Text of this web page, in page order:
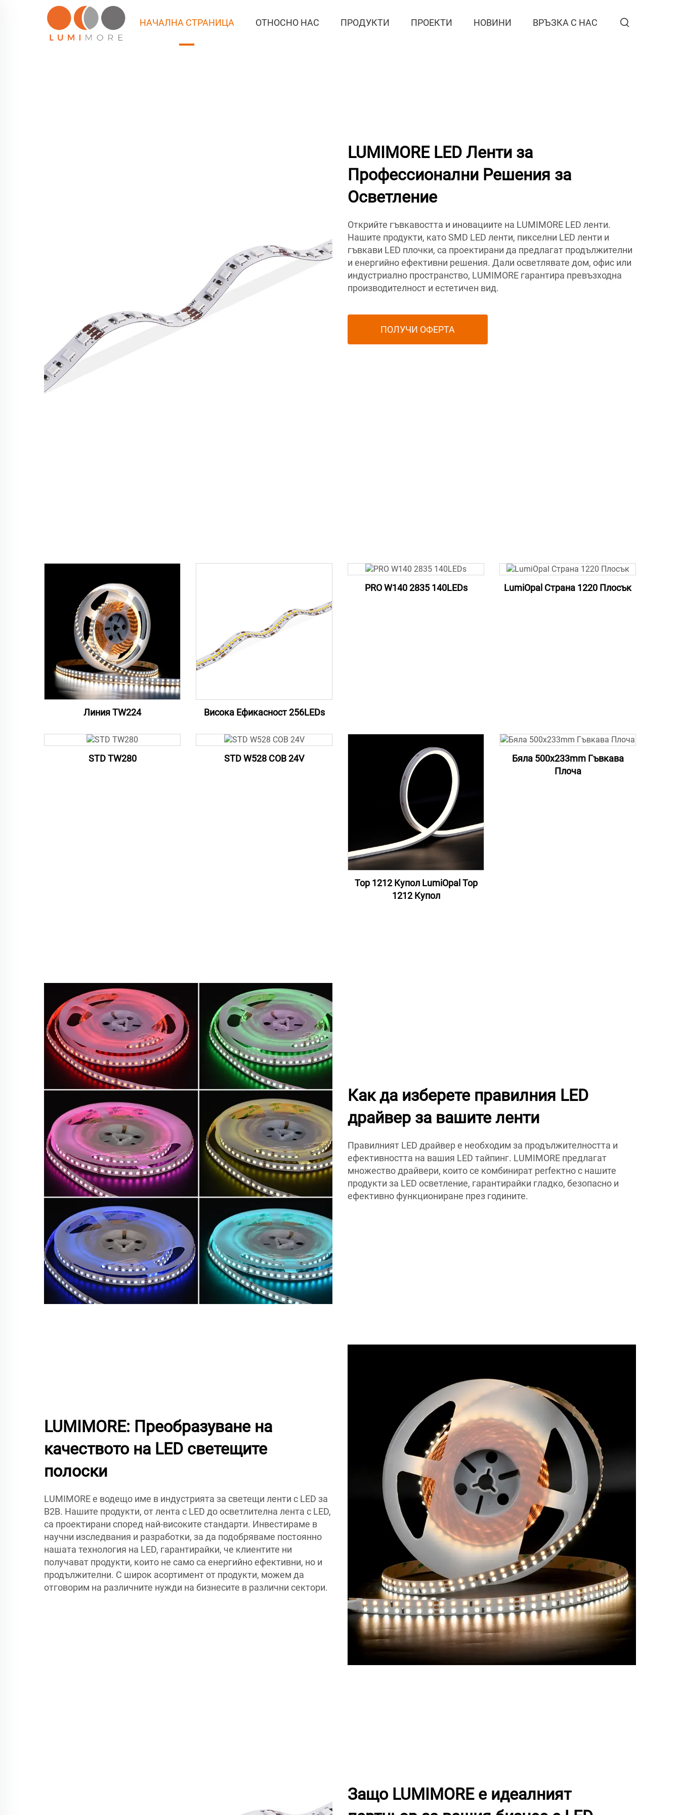
НАЧАЛНА СТРАНИЦА ОТНОСНО НАС ПРОДУКТИ ПРОЕКТИ НОВИНИ ВРЪЗКА С НАС
LUMIMORE LED Ленти за
Профессионални Решения за
Осветление
Открийте гъвкавостта и иновациите на LUMIMORE LED ленти.
Нашите продукти, като SMD LED ленти, пикселни LED ленти и
гъвкави LED плочки, са проектирани да предлагат продължителни
и енергийно ефективни решения. Дали осветлявате дом, офис или
индустриално пространство, LUMIMORE гарантира превъзходна
производителност и естетичен вид.
ПОЛУЧИ ОФЕРТА
Линия TW224 Висока Ефикасност 256LEDs
PRO W140 2835 140LEDs LumiOpal Страна 1220 Плосък
STD TW280 STD W528 COB 24V
Top 1212 Купол LumiOpal Top
1212 Купол
Бяла 500x233mm Гъвкава
Плоча
Как да изберете правилния LED
драйвер за вашите ленти
Правилният LED драйвер е необходим за продължителността и
ефективността на вашия LED тайпинг. LUMIMORE предлагат
множество драйвери, които се комбинират perfектно с нашите
продукти за LED осветление, гарантирайки гладко, безопасно и
ефективно функциониране през годините.
LUMIMORE: Преобразуване на
качеството на LED светещите
полоски
LUMIMORE е водещо име в индустрията за светещи ленти с LED за
B2B. Нашите продукти, от лента с LED до осветлителна лента с LED,
са проектирани според най-високите стандарти. Инвестираме в
научни изследвания и разработки, за да подобряваме постоянно
нашата технология на LED, гарантирайки, че клиентите ни
получават продукти, които не само са енергийно ефективни, но и
продължителни. С широк асортимент от продукти, можем да
отговорим на различните нужди на бизнесите в различни сектори.
Защо LUMIMORE е идеалният